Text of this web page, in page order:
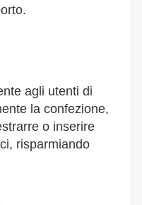
agli utenti di
la confezione,
o inserire
risparmiando